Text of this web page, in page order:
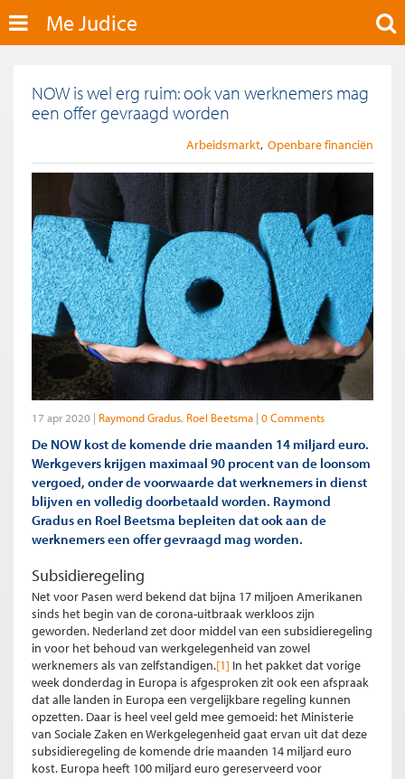
Me Judice
NOW is wel erg ruim: ook van werknemers mag
een offer gevraagd worden
Arbeidsmarkt Openbare financiën
17 apr 2020 Raymond Gradus Roel Beetsma 0 Comments
De NOW kost de komende drie maanden 14 miljard euro.
Werkgevers krijgen maximaal 90 procent van de loonsom
vergoed, onder de voorwaarde dat werknemers in dienst
blijven en volledig doorbetaald worden. Raymond
Gradus en Roel Beetsma bepleiten dat ook aan de
werknemers een offer gevraagd mag worden.
Subsidieregeling
Net voor Pasen werd bekend dat bijna 17 miljoen Amerikanen
sinds het begin van de corona-uitbraak werkloos zijn
geworden. Nederland zet door middel van een subsidieregeling
in voor het behoud van werkgelegenheid van zowel
werknemers als van zelfstandigen.[1] In het pakket dat vorige
week donderdag in Europa is afgesproken zit ook een afspraak
dat alle landen in Europa een vergelijkbare regeling kunnen
opzetten. Daar is heel veel geld mee gemoeid: het Ministerie
van Sociale Zaken en Werkgelegenheid gaat ervan uit dat deze
subsidieregeling de komende drie maanden 14 miljard euro
kost. Europa heeft 100 miljard euro gereserveerd voor